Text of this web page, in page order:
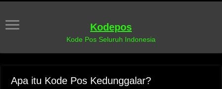
Kodepos
Kode Pos Seluruh Indonesia
Apa itu Kode Pos Kedunggalar?